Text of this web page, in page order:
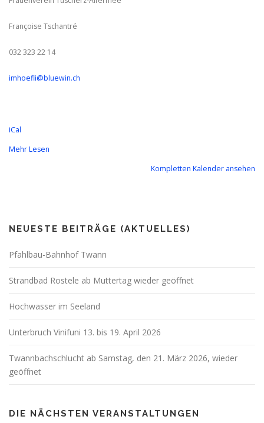
Françoise Tschantré
032 323 22 14
imhoefli@bluewin.ch
iCal
Mehr Lesen
Kompletten Kalender ansehen
NEUESTE BEITRÄGE (AKTUELLES)
Pfahlbau-Bahnhof Twann
Strandbad Rostele ab Muttertag wieder geöffnet
Hochwasser im Seeland
Unterbruch Vinifuni 13. bis 19. April 2026
Twannbachschlucht ab Samstag, den 21. März 2026, wieder
geöffnet
DIE NÄCHSTEN VERANSTALTUNGEN